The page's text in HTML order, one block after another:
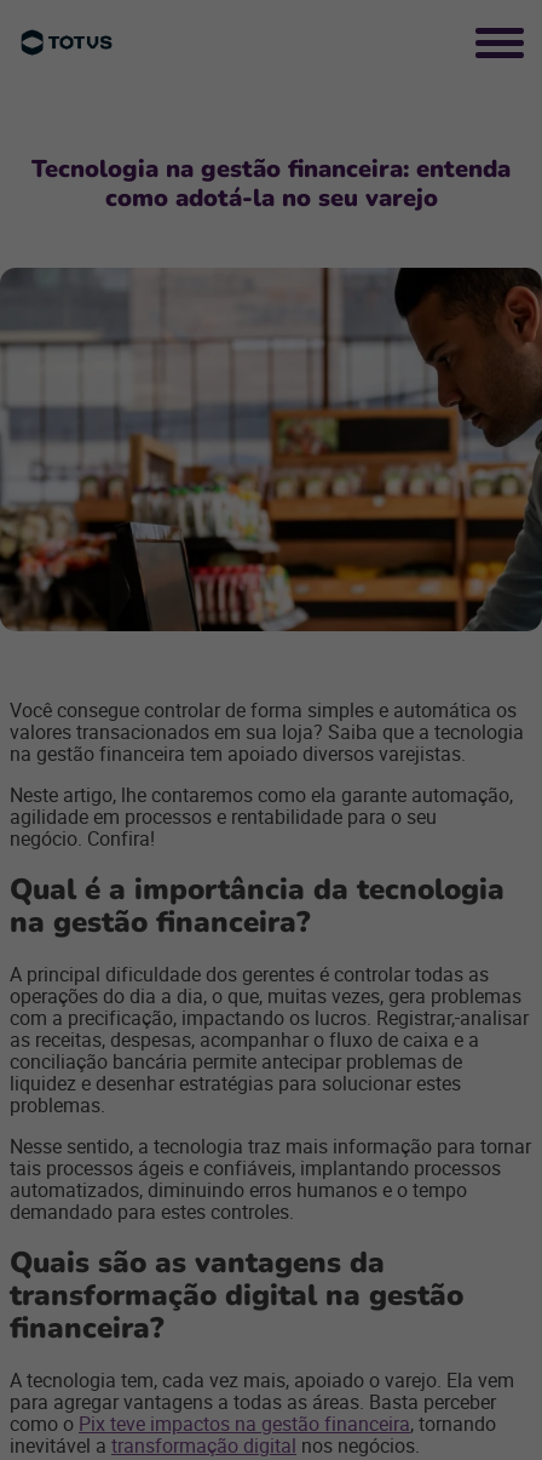
Tecnologia na gestão financeira: entenda
como adotá-la no seu varejo
Você consegue controlar de forma simples e automática os
valores transacionados em sua loja? Saiba que a tecnologia
na gestão financeira tem apoiado diversos varejistas.
Neste artigo, lhe contaremos como ela garante automação,
agilidade em processos e rentabilidade para o seu
negócio. Confira!
Qual é a importância da tecnologia
na gestão financeira?
A principal dificuldade dos gerentes é controlar todas as
operações do dia a dia, o que, muitas vezes, gera problemas
com a precificação, impactando os lucros. Registrar, analisar
as receitas, despesas, acompanhar o fluxo de caixa e a
conciliação bancária permite antecipar problemas de
liquidez e desenhar estratégias para solucionar estes
problemas.
Nesse sentido, a tecnologia traz mais informação para tornar
tais processos ágeis e confiáveis, implantando processos
automatizados, diminuindo erros humanos e o tempo
demandado para estes controles.
Quais são as vantagens da
transformação digital na gestão
financeira?
A tecnologia tem, cada vez mais, apoiado o varejo. Ela vem
para agregar vantagens a todas as áreas. Basta perceber
como o Pix teve impactos na gestão financeira, tornando
inevitável a transformação digital nos negócios.